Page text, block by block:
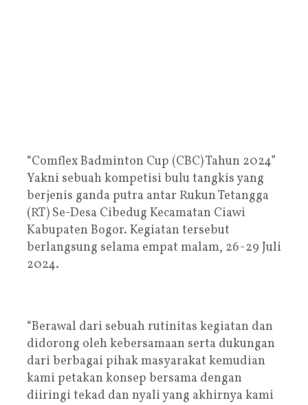
“Comflex Badminton Cup (CBC) Tahun 2024”
Yakni sebuah kompetisi bulu tangkis yang
berjenis ganda putra antar Rukun Tetangga
(RT) Se-Desa Cibedug Kecamatan Ciawi
Kabupaten Bogor. Kegiatan tersebut
berlangsung selama empat malam, 26-29 Juli
2024.
“Berawal dari sebuah rutinitas kegiatan dan
didorong oleh kebersamaan serta dukungan
dari berbagai pihak masyarakat kemudian
kami petakan konsep bersama dengan
diiringi tekad dan nyali yang akhirnya kami